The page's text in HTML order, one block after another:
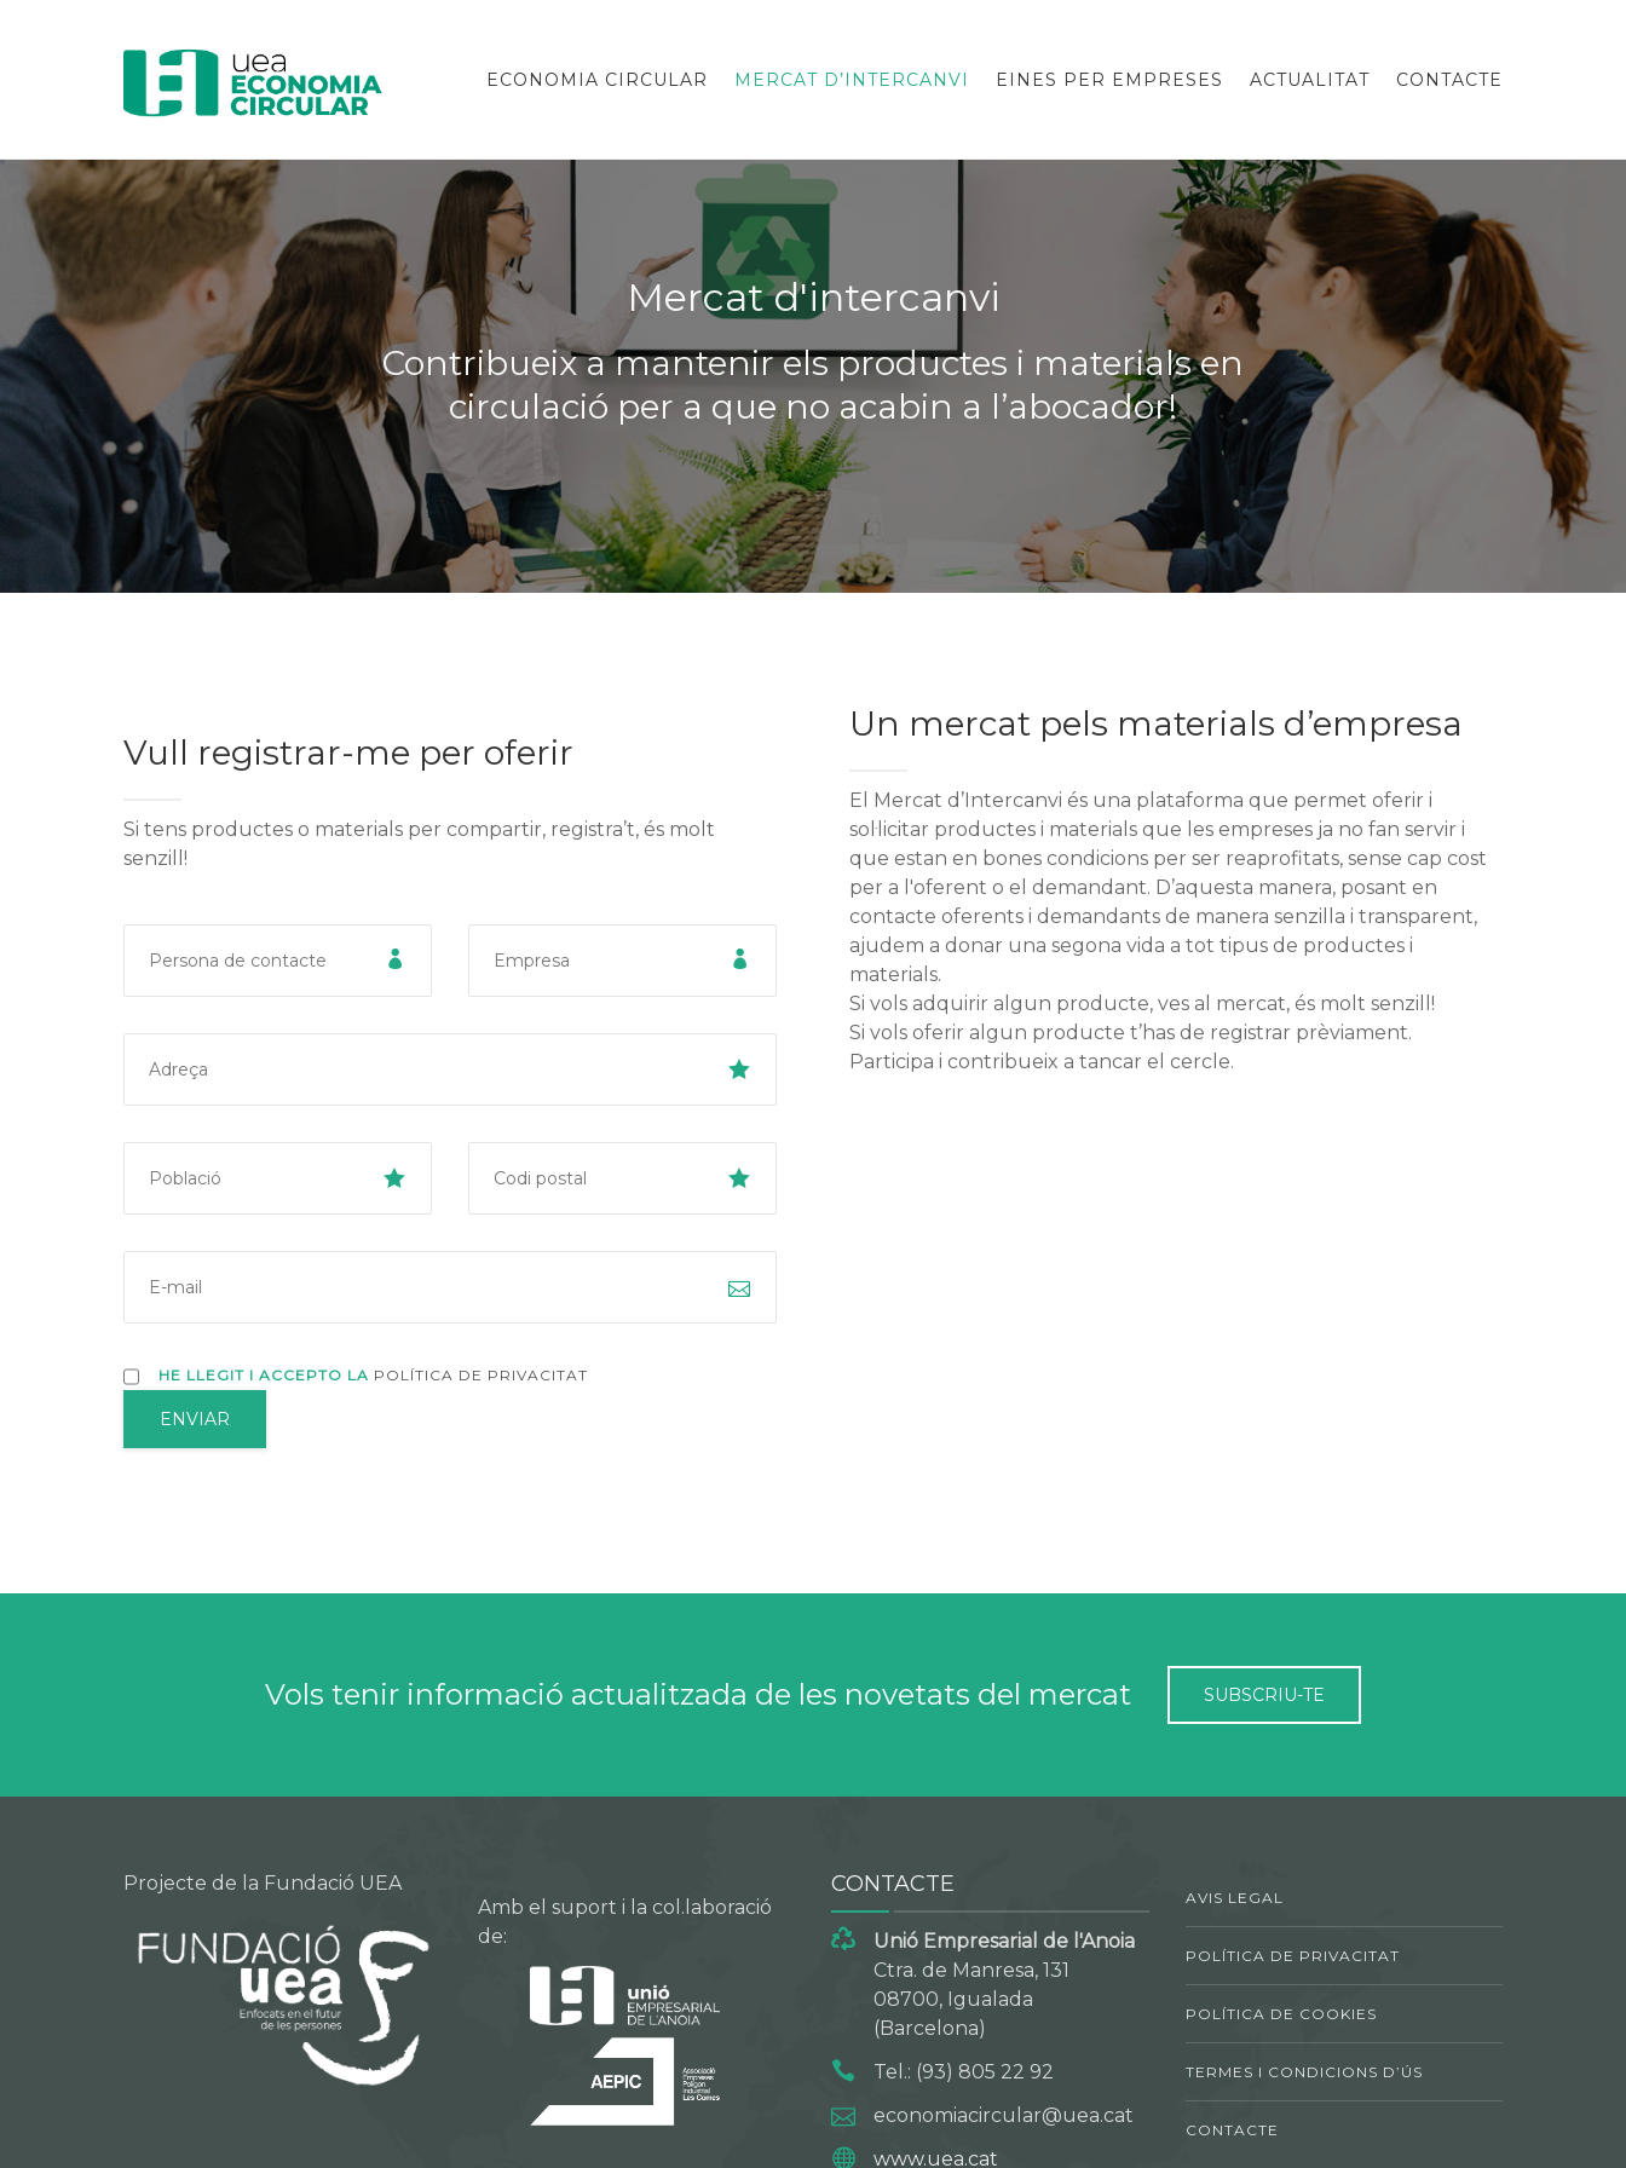
ECONOMIA CIRCULAR MERCAT D’INTERCANVI EINES PER EMPRESES ACTUALITAT CONTACTE
Mercat d'intercanvi
Contribueix a mantenir els productes i materials en
circulació per a que no acabin a l’abocador!
Vull registrar-me per oferir
Si tens productes o materials per compartir, registra’t, és molt
senzill!
HE LLEGIT I ACCEPTO LA POLÍTICA DE PRIVACITAT
Un mercat pels materials d’empresa
El Mercat d’Intercanvi és una plataforma que permet oferir i
sol·licitar productes i materials que les empreses ja no fan servir i
que estan en bones condicions per ser reaprofitats, sense cap cost
per a l'oferent o el demandant. D’aquesta manera, posant en
contacte oferents i demandants de manera senzilla i transparent,
ajudem a donar una segona vida a tot tipus de productes i
materials.
Si vols adquirir algun producte, ves al mercat, és molt senzill!
Si vols oferir algun producte t’has de registrar prèviament.
Participa i contribueix a tancar el cercle.
Vols tenir informació actualitzada de les novetats del mercat SUBSCRIU-TE
Projecte de la Fundació UEA
Amb el suport i la col.laboració
de:
CONTACTE
Unió Empresarial de l'Anoia
Ctra. de Manresa, 131
08700, Igualada
(Barcelona)
Tel.: (93) 805 22 92
economiacircular@uea.cat
www.uea.cat
AVIS LEGAL
POLÍTICA DE PRIVACITAT
POLÍTICA DE COOKIES
TERMES I CONDICIONS D’ÚS
CONTACTE